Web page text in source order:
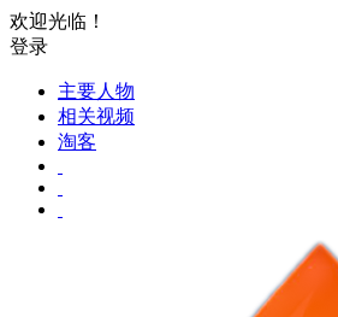
欢迎光临！
登录
主要人物
相关视频
淘客